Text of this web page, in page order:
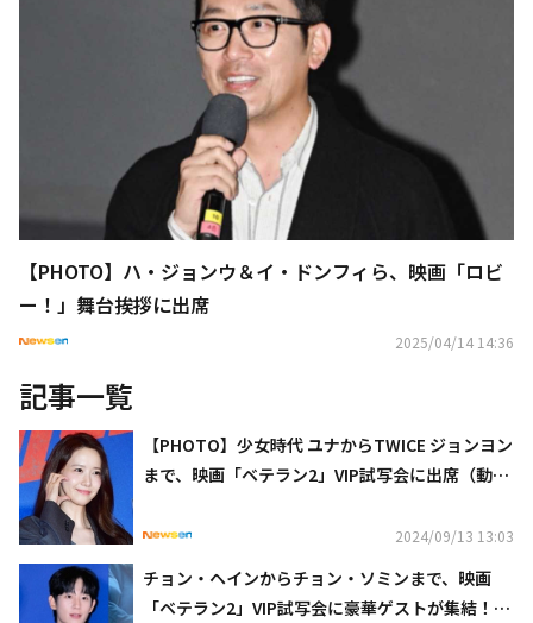
【PHOTO】ハ・ジョンウ＆イ・ドンフィら、映画「ロビ
ー！」舞台挨拶に出席
2025/04/14 14:36
記事一覧
【PHOTO】少女時代 ユナからTWICE ジョンヨン
まで、映画「ベテラン2」VIP試写会に出席（動画
2024/09/13 13:03
チョン・ヘインからチョン・ソミンまで、映画
「ベテラン2」VIP試写会に豪華ゲストが集結！Z